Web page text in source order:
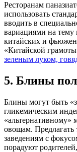
Ресторанам
использовать
вводить в
вариациями на тему
китайских и
«Китайской
зеленым луком,
5. Блины
Блины могут быть
гликемическим
«альтернативному»
овощам. Предлагать
заведениям с
порадуют